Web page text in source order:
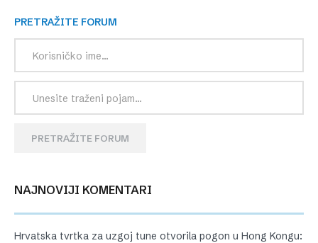
PRETRAŽITE FORUM
PRETRAŽITE FORUM
NAJNOVIJI KOMENTARI
Hrvatska tvrtka za uzgoj tune otvorila pogon u Hong Kongu: